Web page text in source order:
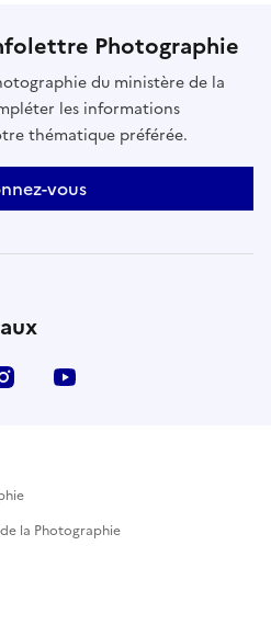
Photographie
du ministère de la
les informations
thématique préférée.
vous
Instagram
la Photographie